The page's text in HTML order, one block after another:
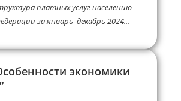
платных услуг населению
за январь–декабрь 2024...
экономики